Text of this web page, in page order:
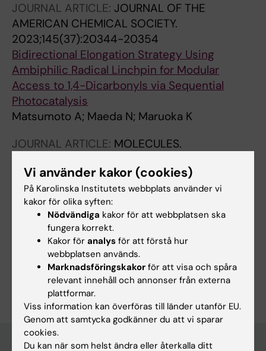
JOURNAL ARTICLE: JOURNAL OF THE
AMERICAN CHEMICAL SOCIETY.
2023;145(37):20344-20354
Bidirectional Elongation Strategy Using
Ambiphilic Radical Linchpin for Modular
Access to 1,4-Dicarbonyls via Sequential
Photocatalysis
Matsumoto A; Maeda N; Maruoka K
JOURNAL ARTICLE: MOLECULES.
Analysis of the Factors Affecting Static In
Vitro Pepsinolysis of Food Proteins
Maeda N; Dulko D; Macierzanka A; Jungnickel
Alla författare
Är du Natsumi Maeda?
Redigera din profil
Vi använder kakor (cookies)
På Karolinska Institutets webbplats använder vi
kakor för olika syften:
Nödvändiga kakor för att webbplatsen ska
fungera korrekt.
Kakor för analys för att förstå hur
webbplatsen används.
Marknadsföringskakor för att visa och spåra
relevant innehåll och annonser från externa
plattformar.
Viss information kan överföras till länder utanför EU.
Genom att samtycka godkänner du att vi sparar
cookies.
Du kan när som helst ändra eller återkalla ditt